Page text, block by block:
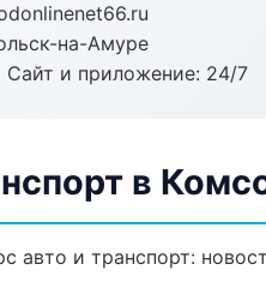
на-Амуре
Сайт и приложение: 24/7
в
авто и транспорт: